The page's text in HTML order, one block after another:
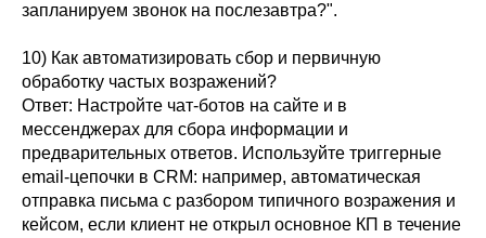
запланируем звонок на послезавтра?".
10) Как автоматизировать сбор и первичную
обработку частых возражений?
Ответ: Настройте чат-ботов на сайте и в
мессенджерах для сбора информации и
предварительных ответов. Используйте триггерные
email-цепочки в CRM: например, автоматическая
отправка письма с разбором типичного возражения и
кейсом, если клиент не открыл основное КП в течение